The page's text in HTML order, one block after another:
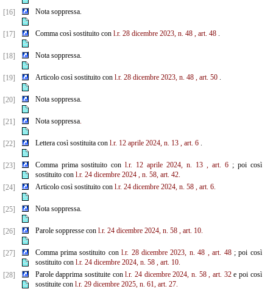
[16] Nota soppressa.
[17] Comma così sostituito con l.r. 28 dicembre 2023, n. 48 , art. 48.
[18] Nota soppressa.
[19] Articolo così sostituito con l.r. 28 dicembre 2023, n. 48 , art. 50.
[20] Nota soppressa.
[21] Nota soppressa.
[22] Lettera così sostituita con l.r. 12 aprile 2024, n. 13 , art. 6.
[23] Comma prima sostituito conl.r. 12 aprile 2024, n. 13 , art. 6; poi così
sostituito con l.r. 24 dicembre 2024 , n. 58, art. 42.
[24]
Articolo così sostituito con l.r. 24 dicembre 2024, n. 58 , art. 6.
[25] Nota soppressa.
[26] Parole soppresse con l.r. 24 dicembre 2024, n. 58 , art. 10.
[27] Comma prima sostituito conl.r. 28 dicembre 2023, n. 48 , art. 48; poi così
sostituito con l.r. 24 dicembre 2024, n. 58 , art. 10.
[28]
Parole dapprima sostituite conl.r. 24 dicembre 2024, n. 58 , art. 32e poi così
sostituite con l.r. 29 dicembre 2025, n. 61, art. 27.